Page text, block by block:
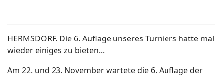
HERMSDORF. Die 6. Auflage unseres Turniers hatte mal
wieder einiges zu bieten...
Am 22. und 23. November wartete die 6. Auflage der